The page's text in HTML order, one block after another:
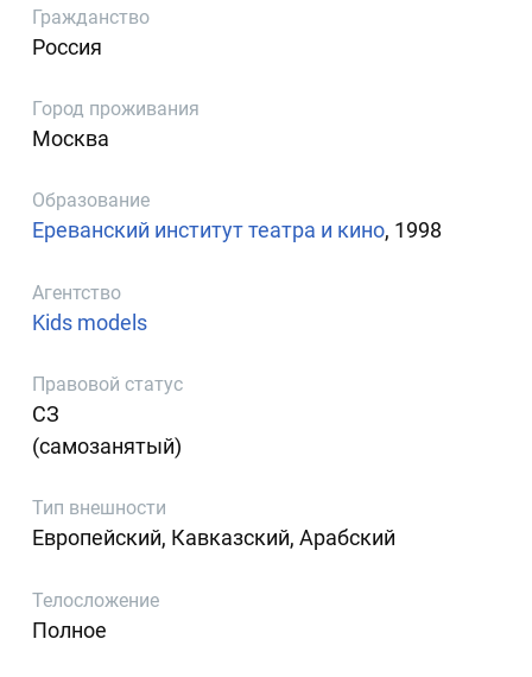
Гражданство
Россия
Город проживания
Москва
Образование
Ереванский институт театра и кино, 1998
Агентство
Kids models
Правовой статус
СЗ
(самозанятый)
Тип внешности
Европейский, Кавказский, Арабский
Телосложение
Полное